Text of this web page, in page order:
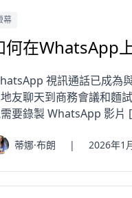
幕
何在WhatsApp
視訊通話已成為
友聊天到商務會議和麵
要錄製 WhatsApp 影片
蒂娜·布朗 | 2026年1